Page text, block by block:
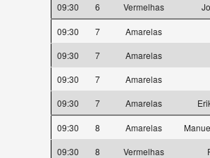
09:30
6 Vermelhas
09:30 7
Amarelas
09:30
7
Amarelas
09:30
7
Amarelas
09:30
7 Amarelas
09:30 8 Amarelas
09:30
8 Vermelhas